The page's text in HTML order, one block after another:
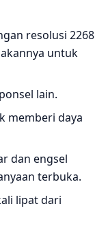
resolusi 2268
untuk
lain.
memberi daya
dan engsel
terbuka.
lipat dari